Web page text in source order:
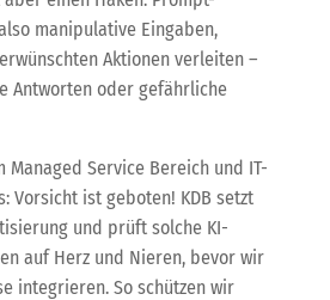
manipulative Eingaben,
Aktionen verleiten –
Antworten oder gefährliche
Managed Service Bereich und IT-
Vorsicht ist geboten! KDB setzt
und prüft solche KI-
auf Herz und Nieren, bevor wir
integrieren. So schützen wir